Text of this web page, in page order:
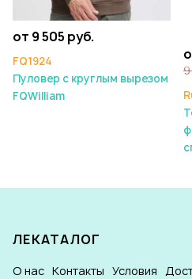
от 9 505 руб.
FQ1924
Пуловер с круглым вырезом
FQWilliam
ЛЕКАТАЛОГ
О нас Контакты Условия